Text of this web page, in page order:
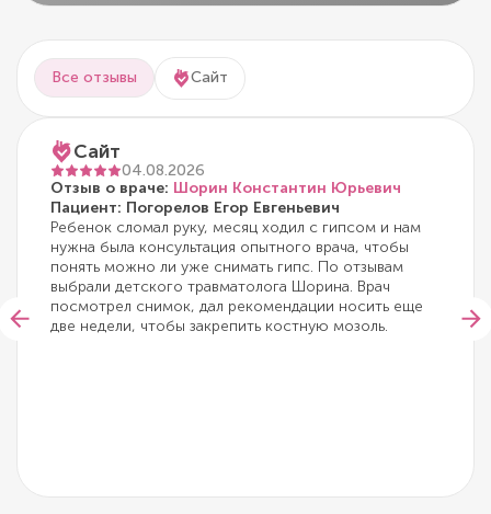
Все отзывы Сайт
Сайт
04.08.2026
Отзыв о враче: Шорин Константин Юрьевич
Пациент: Погорелов Егор Евгеньевич
Ребенок сломал руку, месяц ходил с гипсом и нам
нужна была консультация опытного врача, чтобы
понять можно ли уже снимать гипс. По отзывам
выбрали детского травматолога Шорина. Врач
посмотрел снимок, дал рекомендации носить еще
две недели, чтобы закрепить костную мозоль.